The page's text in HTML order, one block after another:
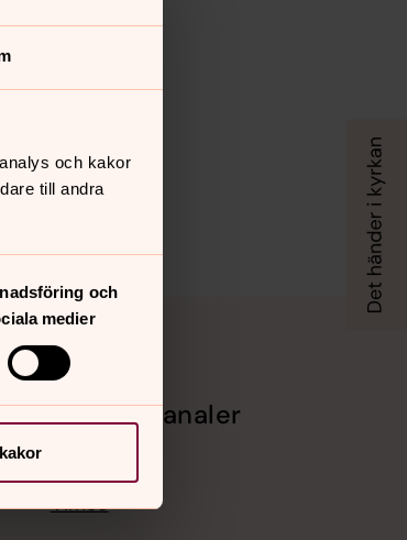
och kakor
till andra
och
medier
Sociala kanaler
Instagram
Vimeo